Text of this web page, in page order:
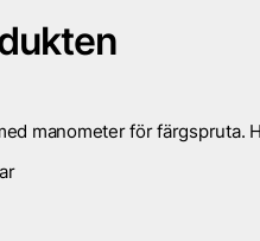
manometer för färgspruta.